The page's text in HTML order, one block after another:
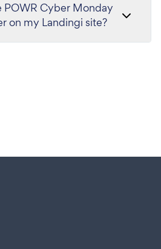
POWR Cyber Monday
on my Landingi site?